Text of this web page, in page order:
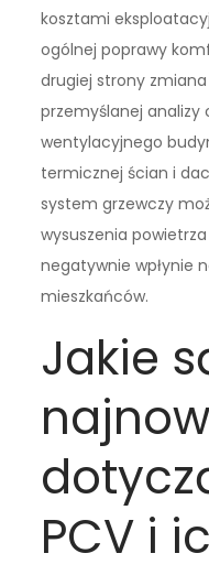
kosztami
ogólnej poprawy
drugiej strony
przemyślanej analizy
wentylacyjnego
termicznej ścian i
system grzewczy
wysuszenia
negatywnie wpłynie
mieszkańców.
Jakie
PCV i